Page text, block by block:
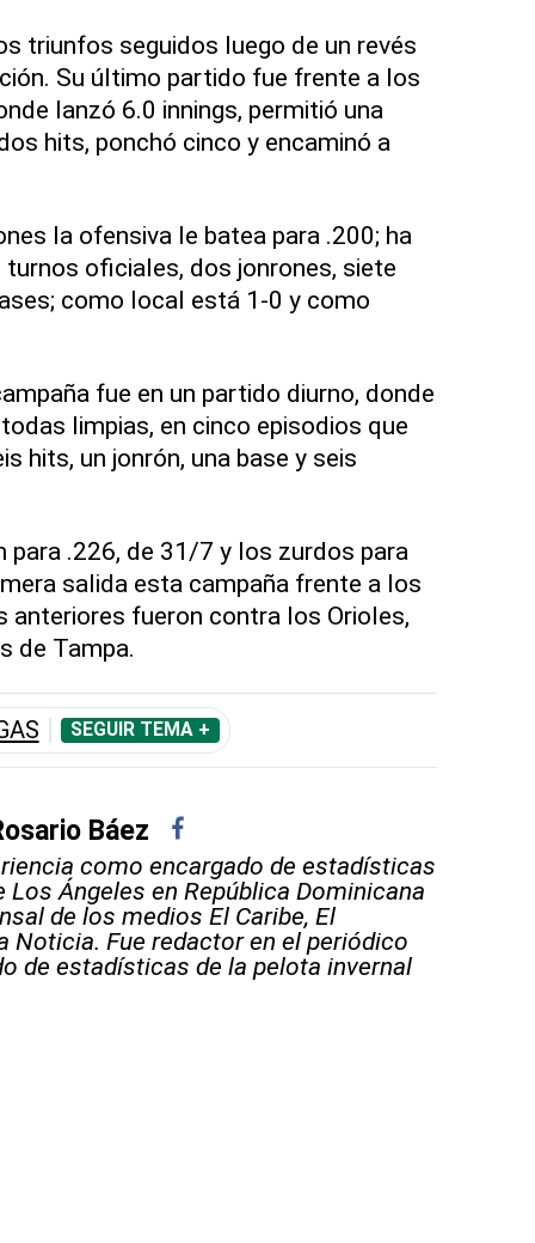
triunfos seguidos luego de un revés
Su último partido fue frente a los
lanzó 6.0 innings, permitió una
hits, ponchó cinco y encaminó a
la ofensiva le batea para .200; ha
oficiales, dos jonrones, siete
como local está 1-0 y como
fue en un partido diurno, donde
limpias, en cinco episodios que
hits, un jonrón, una base y seis
para .226, de 31/7 y los zurdos para
salida esta campaña frente a los
anteriores fueron contra los Orioles,
de Tampa.
SEGUIR TEMA +
Báez
como encargado de estadísticas
Los Ángeles en República Dominicana
de los medios El Caribe, El
Noticia. Fue redactor en el periódico
de estadísticas de la pelota invernal